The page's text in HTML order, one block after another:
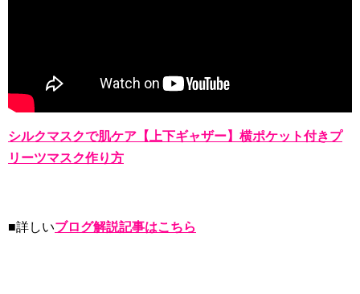
シルクマスクで肌ケア【上下ギャザー】横ポケット付きプ
リーツマスク作り方
■詳しいブログ解説記事はこちら